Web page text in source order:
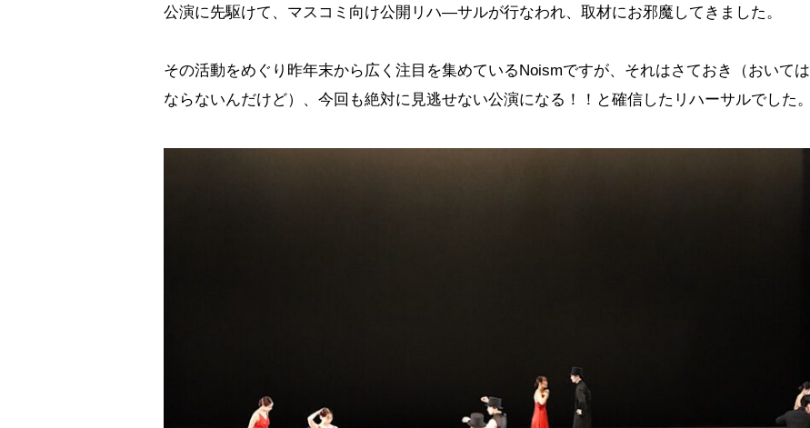
公演に先駆けて、マスコミ向け公開リハ―サルが行なわれ、取材にお邪魔してきました。
その活動をめぐり昨年末から広く注目を集めているNoismですが、それはさておき（おいては
ならないんだけど）、今回も絶対に見逃せない公演になる！！と確信したリハーサルでした。